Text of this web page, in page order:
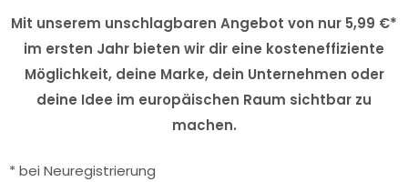
Mit unserem unschlagbaren Angebot von nur 5,99 €*
im ersten Jahr bieten wir dir eine kosteneffiziente
Möglichkeit, deine Marke, dein Unternehmen oder
deine Idee im europäischen Raum sichtbar zu
machen.
* bei Neuregistrierung